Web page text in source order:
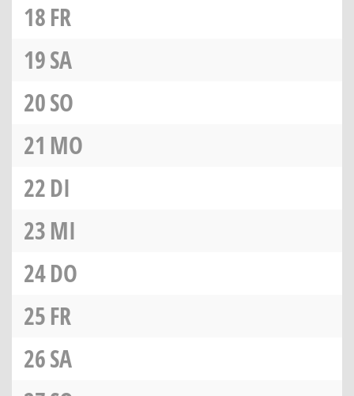
18FR
19SA
20SO
21 MO
22DI
23MI
24DO
25FR
26SA